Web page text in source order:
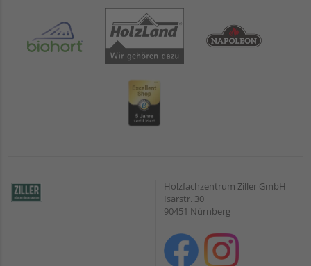
Holzfachzentrum Ziller GmbH
Isarstr. 30
90451 Nürnberg